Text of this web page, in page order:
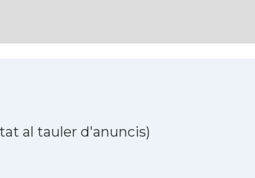
al tauler d'anuncis)